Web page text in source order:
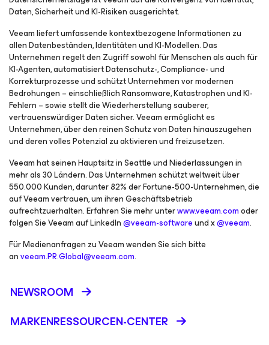
Daten, Sicherheit und KI-Risiken ausgerichtet.
Veeam liefert umfassende kontextbezogene Informationen zu
allen Datenbeständen, Identitäten und KI-Modellen. Das
Unternehmen regelt den Zugriff sowohl für Menschen als auch für
KI-Agenten, automatisiert Datenschutz-, Compliance- und
Korrekturprozesse und schützt Unternehmen vor modernen
Bedrohungen – einschließlich Ransomware, Katastrophen und KI-
Fehlern – sowie stellt die Wiederherstellung sauberer,
vertrauenswürdiger Daten sicher. Veeam ermöglicht es
Unternehmen, über den reinen Schutz von Daten hinauszugehen
und deren volles Potenzial zu aktivieren und freizusetzen.
Veeam hat seinen Hauptsitz in Seattle und Niederlassungen in
mehr als 30 Ländern. Das Unternehmen schützt weltweit über
550.000 Kunden, darunter 82% der Fortune-500-Unternehmen, die
auf Veeam vertrauen, um ihren Geschäftsbetrieb
aufrechtzuerhalten. Erfahren Sie mehr unterwww.veeam.comoder
folgen Sie Veeam auf LinkedIn@veeam-softwareund x@veeam.
Für Medienanfragen zu Veeam wenden Sie sich bitte
anveeam.PR.Global@veeam.com.
NEWSROOM
MARKENRESSOURCEN-CENTER